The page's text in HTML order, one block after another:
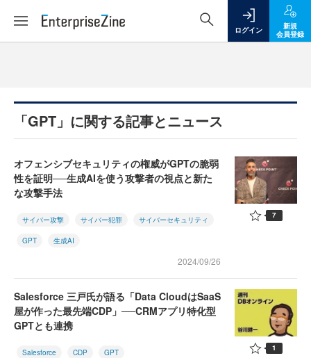
ログイン
新規
会員登録
「GPT」に関する記事とニュース
オフェンシブセキュリティの権威がGPTの脆弱
性を証明──生成AIを使う攻撃者の視点と新た
な攻撃手法
サイバー攻撃 サイバー犯罪 サイバーセキュリティ
GPT 生成AI
2024/09/26
7
Salesforce 三戸氏が語る「Data CloudはSaaS
屋が作った最先端CDP」──CRMアプリ特化型
GPTとも連携
Salesforce CDP GPT 1